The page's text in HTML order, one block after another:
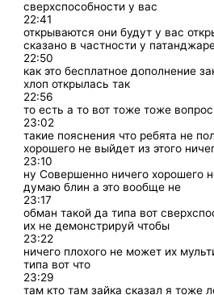
сверхспособности у вас
22:41
открываются они будут у вас
сказано в частности у
22:50
как это бесплатное дополнение
хлоп открылась так
22:56
то есть а то вот тоже тоже
23:02
такие пояснения что ребята не
хорошего не выйдет из этого
23:10
ну Совершенно ничего хорошего
думаю блин а это вообще не
23:17
обман такой да типа вот
их не демонстрируй чтобы
23:22
ничего плохого не может их
типа вот что
23:29
там кто там зайка сказал я тоже